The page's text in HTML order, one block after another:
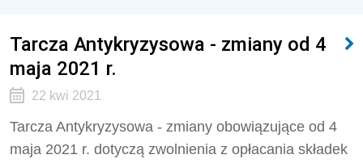
Tarcza Antykryzysowa - zmiany od 4
maja 2021 r.
22 kwi 2021
Tarcza Antykryzysowa - zmiany obowiązujące od 4
maja 2021 r. dotyczą zwolnienia z opłacania składek